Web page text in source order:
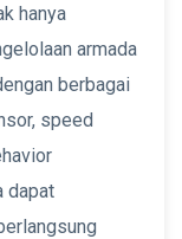
hanya
armada
berbagai
speed
dapat